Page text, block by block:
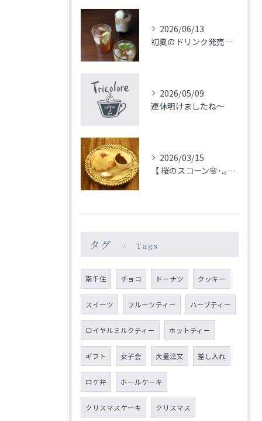
2026/06/13
初夏のドリンク発売！！！
2026/05/09
連休明けましたね〜
2026/03/15
【 桜のスコーン🌸･.｡*･.｡* 】
タグ Tags
南千住 チョコ ドーナツ クッキー
スイーツ フルーツティー ハーブティー
ロイヤルミルクティー ホットティー
ギフト 女子会 大量注文 差し入れ
ロケ弁 ホールケーキ
クリスマスケーキ クリスマス